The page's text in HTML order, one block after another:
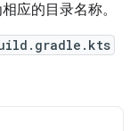
应的目录名称。